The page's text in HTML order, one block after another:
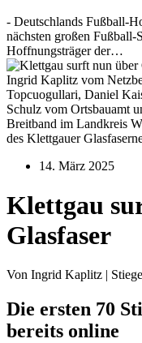
- Deutschlands Fußball-
nächsten großen Fußball-
Hoffnungsträger der…
Ingrid Kaplitz vom
Topcuogullari, Daniel
Schulz vom Ortsbauamt
Breitband im Landkreis
des Klettgauer
14. März 2025
Klettgau
Glasfaser
Von Ingrid Kaplitz |
Die ersten 70
bereits online